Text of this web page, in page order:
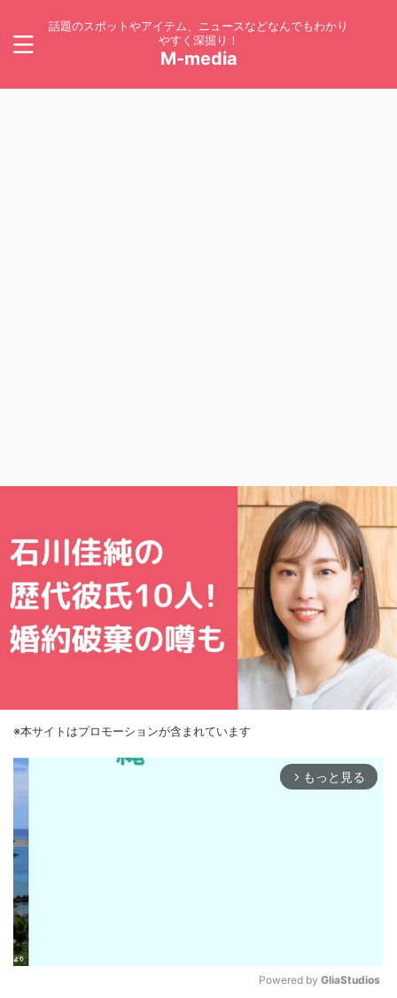
話題のスポットやアイテム、ニュースなどなんでもわかり
やすく深掘り！
M-media
※本サイトはプロモーションが含まれています
arrow_forward_ios もっと見る
Powered by GliaStudios